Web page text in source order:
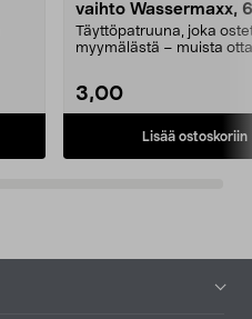
vaihto Wassermaxx,
Täyttöpatruuna, joka
myymälästä – muista
3,00
Lisää ostoskoriin